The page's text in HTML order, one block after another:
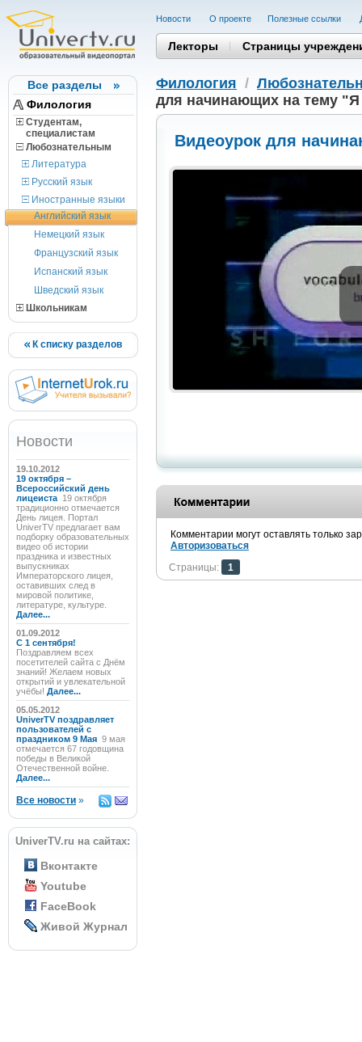
Все разделы
Филология
Студентам,
cпециалистам
Любознательным
Литература
Русский язык
Иностранные языки
Английский язык
Немецкий язык
Французский язык
Испанский язык
Шведский язык
Школьникам
К списку разделов
Новости
19.10.2012
19 октября –
Всероссийский день
лицеиста 19 октября
традиционно отмечается
День лицея. Портал
UniverTV предлагает вам
подборку образовательных
видео об истории
праздника и известных
выпускниках
Императорского лицея,
оставивших след в
мировой политике,
литературе, культуре.
Далее...
01.09.2012
C 1 сентября!
Поздравляем всех
посетителей сайта с Днём
знаний! Желаем новых
открытий и увлекательной
учёбы! Далее...
05.05.2012
UniverTV поздравляет
пользователей с
праздником 9 Мая 9 мая
отмечается 67 годовщина
победы в Великой
Отечественной войне.
Далее...
Все новости »
UniverTV.ru на сайтах:
Вконтакте
Youtube
FaceBook
Живой Журнал
Новости О проекте Полезные cсылки
Лекторы Страницы
Филология /
для начинающих на тему "Я
Видеоурок для
Комментарии могут оставлять только
Авторизоваться
Страницы:
1